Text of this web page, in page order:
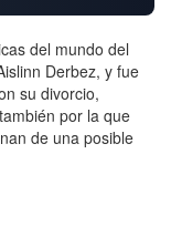
del mundo del
Derbez, y fue
su divorcio,
por la que
de una posible